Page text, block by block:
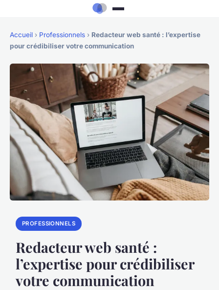
Accueil › Professionnels › Redacteur web santé : l’expertise
pour crédibiliser votre communication
PROFESSIONNELS
Redacteur web santé :
l’expertise pour crédibiliser
votre communication